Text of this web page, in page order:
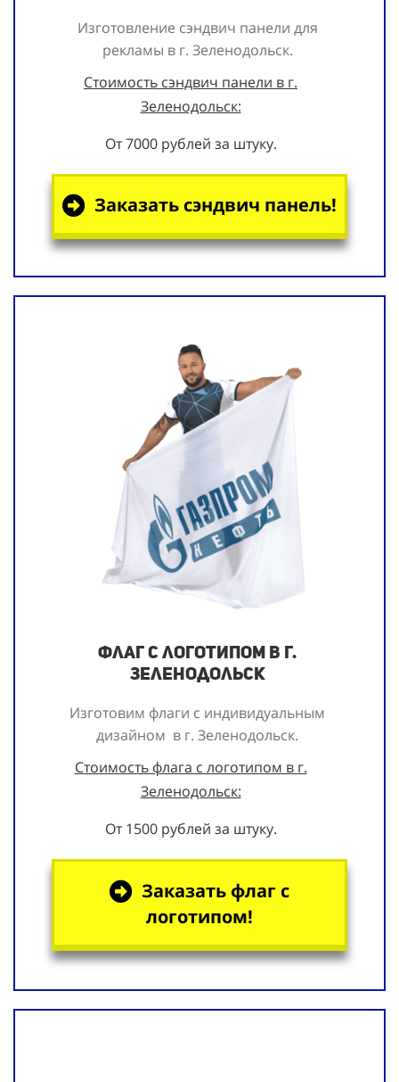
Изготовление сэндвич панели для
рекламы в г. Зеленодольск.
Стоимость сэндвич панели в г.
Зеленодольск:
От 7000 рублей за штуку.
Заказать сэндвич панель!
Флаг с логотипом в г.
Зеленодольск
Изготовим флаги с индивидуальным
дизайном в г. Зеленодольск.
Стоимость флага с логотипом в г.
Зеленодольск:
От 1500 рублей за штуку.
Заказать флаг с
логотипом!